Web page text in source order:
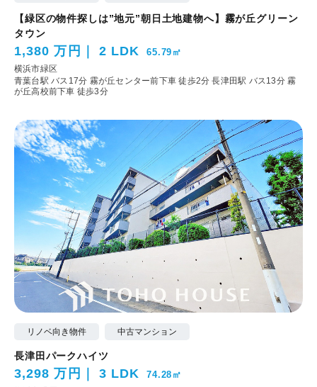
【緑区の物件探しは”地元”朝日土地建物へ】霧が丘グリーン
タウン
1,380 万円 2 LDK 65.79㎡
横浜市緑区
青葉台駅 バス17分 霧が丘センター前下車 徒歩2分長津田駅 バス13分 霧
が丘高校前下車 徒歩3分
リノベ向き物件 中古マンション
長津田パークハイツ
3,298 万円 3 LDK 74.28㎡